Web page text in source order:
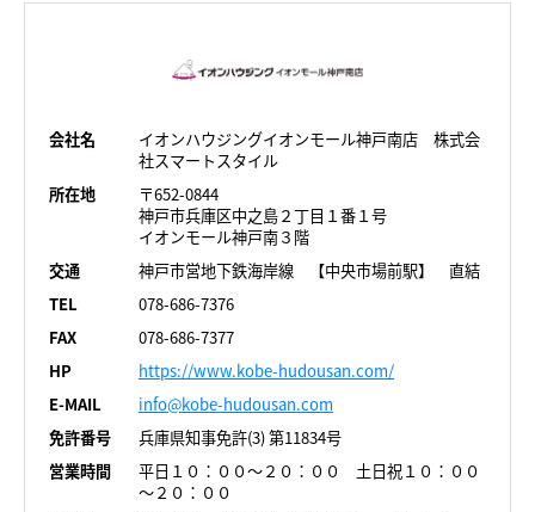
会社名
イオンハウジングイオンモール神戸南店 株式会
社スマートスタイル
所在地
〒652-0844
神戸市兵庫区中之島２丁目１番１号
イオンモール神戸南３階
交通
神戸市営地下鉄海岸線 【中央市場前駅】 直結
TEL
078-686-7376
FAX
078-686-7377
HP
https://www.kobe-hudousan.com/
E-MAIL
info@kobe-hudousan.com
免許番号
兵庫県知事免許(3) 第11834号
営業時間
平日１０：００～２０：００ 土日祝１０：００
～２０：００